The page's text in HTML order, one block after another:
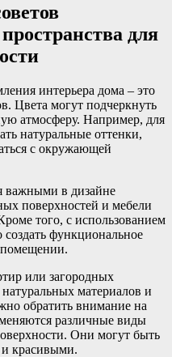
для
интерьера дома – это
Цвета могут подчеркнуть
атмосферу. Например, для
натуральные оттенки,
с окружающей
важными в дизайне
поверхностей и мебели
того, с использованием
функциональное
помещении.
или загородных
материалов и
обратить внимание на
различные виды
Они могут быть
красивыми.